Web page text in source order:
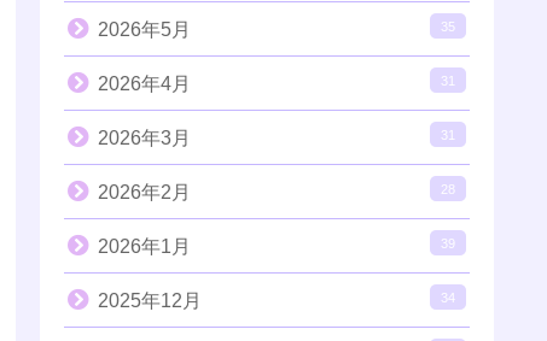
2026年5月 35
2026年4月 31
2026年3月 31
2026年2月 28
2026年1月 39
2025年12月 34